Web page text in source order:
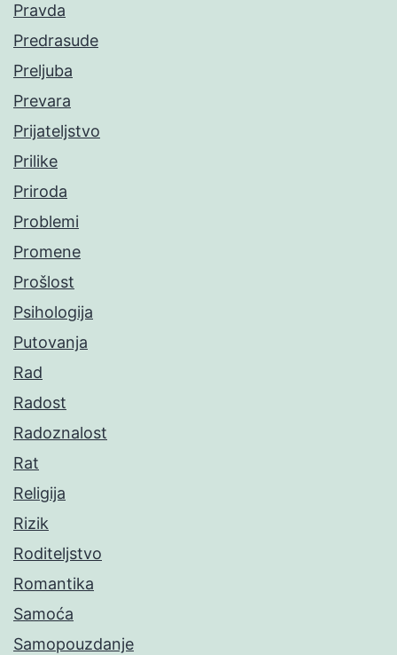
Pravda
Predrasude
Preljuba
Prevara
Prijateljstvo
Prilike
Priroda
Problemi
Promene
Prošlost
Psihologija
Putovanja
Rad
Radost
Radoznalost
Rat
Religija
Rizik
Roditeljstvo
Romantika
Samoća
Samopouzdanje